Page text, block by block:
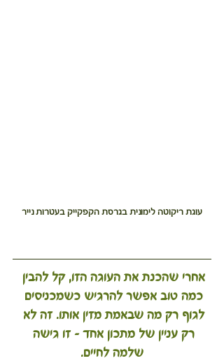
עוגת ריקוטה לימונית בגרסת הקפקייק בעטרות נייר
אחרי שהכנת את העוגה הזו, קל להבין
כמה טוב אפשר להרגיש כשמכניסים
לגוף רק מה שבאמת מזין אותו. זה לא
רק עניין של מתכון אחד – זו גישה
שלמה לחיים.